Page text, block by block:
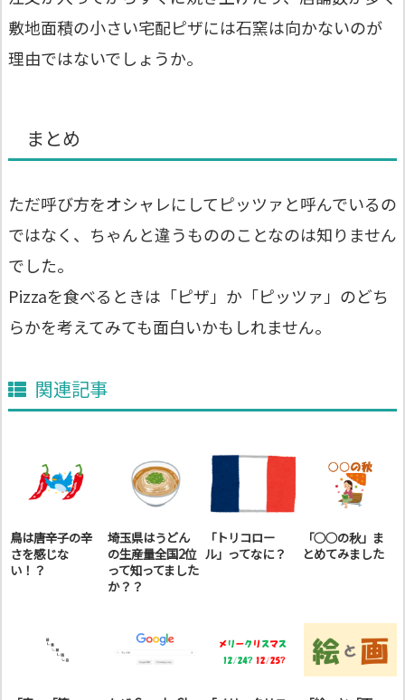
敷地面積の小さい宅配ピザには石窯は向かないのが
理由ではないでしょうか。
まとめ
ただ呼び方をオシャレにしてピッツァと呼んでいるの
ではなく、ちゃんと違うもののことなのは知りません
でした。
Pizzaを食べるときは「ピザ」か「ピッツァ」のどち
らかを考えてみても面白いかもしれません。
関連記事
鳥は唐辛子の辛
さを感じな
い！？
埼玉県はうどん
の生産量全国2位
って知ってました
か？？
「トリコロー
ル」ってなに？
「○○の秋」ま
とめてみました